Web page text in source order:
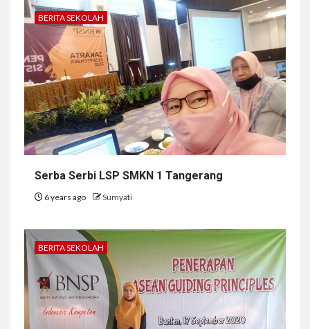
BERITA SEKOLAH
Serba Serbi LSP SMKN 1 Tangerang
6 years ago Sumyati
BERITA SEKOLAH